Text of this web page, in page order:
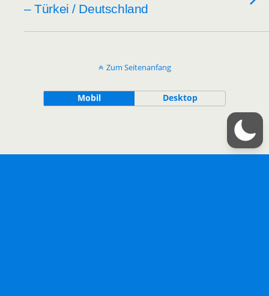
– Türkei / Deutschland
Zum Seitenanfang
Mobil Desktop